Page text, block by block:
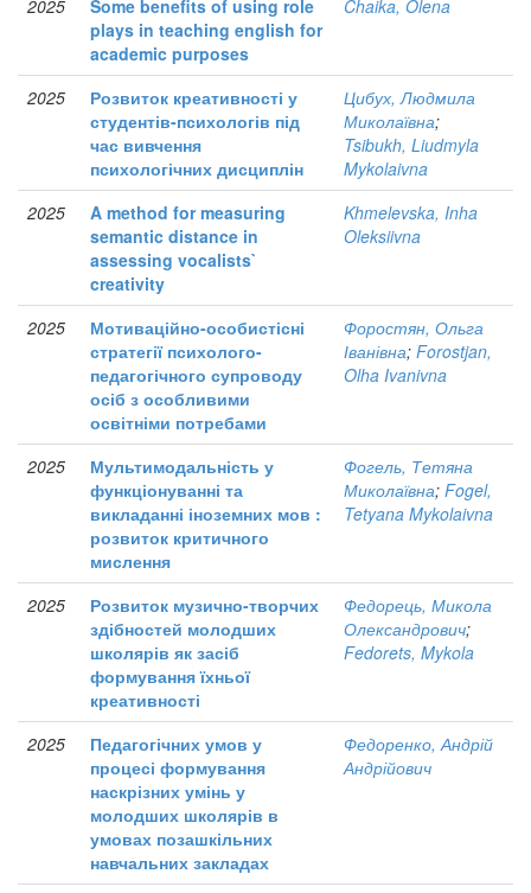
2025
Some benefits of using role
plays in teaching english for
academic purposes
Chaika, Olena
2025
Розвиток креативності у
студентів-психологів під
час вивчення
психологічних дисциплін
Цибух, Людмила
Миколаївна;
Tsibukh, Liudmyla
Mykolaivna
2025
A method for measuring
semantic distance in
assessing vocalists`
creativity
Khmelevska, Inha
Oleksiivna
2025
Мотиваційно-особистісні
стратегії психолого-
педагогічного супроводу
осіб з особливими
освітніми потребами
Форостян, Ольга
Іванівна; Forostjan,
Olha Ivanivna
2025
Мультимодальність у
функціонуванні та
викладанні іноземних мов :
розвиток критичного
мислення
Фогель, Тетяна
Миколаївна; Fogel,
Tetyana Mykolaivna
2025
Розвиток музично-творчих
здібностей молодших
школярів як засіб
формування їхньої
креативності
Федорець, Микола
Олександрович;
Fedorets, Mykola
2025
Педагогічних умов у
процесі формування
наскрізних умінь у
молодших школярів в
умовах позашкільних
навчальних закладах
Федоренко, Андрій
Андрійович